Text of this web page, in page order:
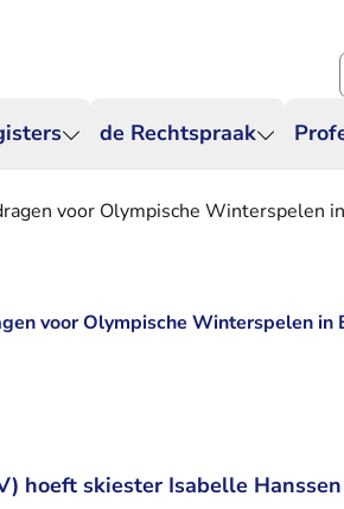
de Rechtspraak
voor Olympische Winterspelen
voor Olympische Winterspelen in
hoeft skiester Isabelle